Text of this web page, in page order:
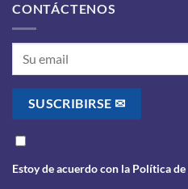
CONTÁCTENOS
Estoy de acuerdo con la Política